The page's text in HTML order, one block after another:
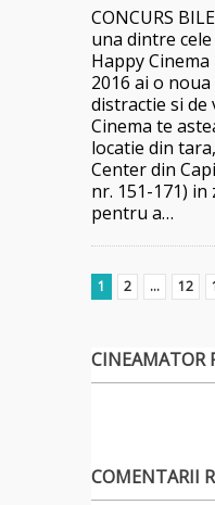
CONCURS
una dintre
Happy
2016 ai o
distractie si de
Cinema te
locatie din
Center din
nr. 151-171) in
pentru a…
1 2 … 12
CINEAMATOR
COMENTARII